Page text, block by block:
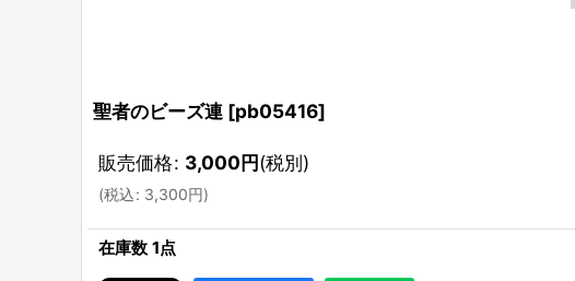
聖者のビーズ連 [pb05416]
販売価格: 3,000円(税別)
(税込: 3,300円)
在庫数 1点